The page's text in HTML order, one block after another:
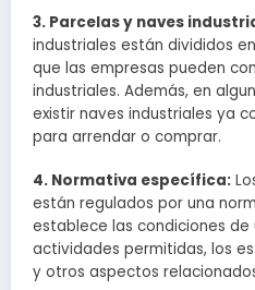
3. Parcelas y naves
industriales están divididos
que las empresas pueden
industriales. Además, en
existir naves industriales ya
para arrendar o comprar.
4. Normativa específica:
están regulados por una
establece las condiciones de
actividades permitidas, los
y otros aspectos